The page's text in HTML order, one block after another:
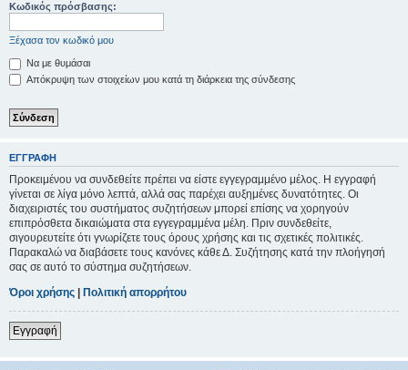
Κωδικός πρόσβασης:
Ξέχασα τον κωδικό μου
Να με θυμάσαι
Απόκρυψη των στοιχείων μου κατά τη διάρκεια της σύνδεσης
ΕΓΓΡΑΦΉ
Προκειμένου να συνδεθείτε πρέπει να είστε εγγεγραμμένο μέλος. Η εγγραφή
γίνεται σε λίγα μόνο λεπτά, αλλά σας παρέχει αυξημένες δυνατότητες. Οι
διαχειριστές του συστήματος συζητήσεων μπορεί επίσης να χορηγούν
επιπρόσθετα δικαιώματα στα εγγεγραμμένα μέλη. Πριν συνδεθείτε,
σιγουρευτείτε ότι γνωρίζετε τους όρους χρήσης και τις σχετικές πολιτικές.
Παρακαλώ να διαβάσετε τους κανόνες κάθε Δ. Συζήτησης κατά την πλοήγησή
σας σε αυτό το σύστημα συζητήσεων.
Όροι χρήσης | Πολιτική απορρήτου
Εγγραφή